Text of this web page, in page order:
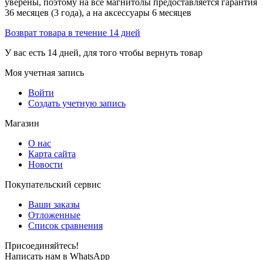
36 месяцев (3 года), а на аксессуары 6 месяцев
Возврат товара в течение 14 дней
У вас есть 14 дней, для того чтобы вернуть товар
Моя учетная запись
Войти
Создать учетную запись
Магазин
О нас
Карта сайта
Новости
Покупательский сервис
Ваши заказы
Отложенные
Список сравнения
Присоединяйтесь!
Написать нам в WhatsApp